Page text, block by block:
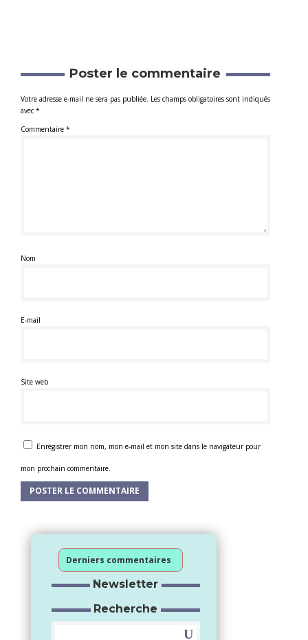
Poster le commentaire
Votre adresse e-mail ne sera pas publiée. Les champs obligatoires sont indiqués
avec *
Commentaire *
Nom
E-mail
Site web
Enregistrer mon nom, mon e-mail et mon site dans le navigateur pour
mon prochain commentaire.
Derniers commentaires
Newsletter
Recherche